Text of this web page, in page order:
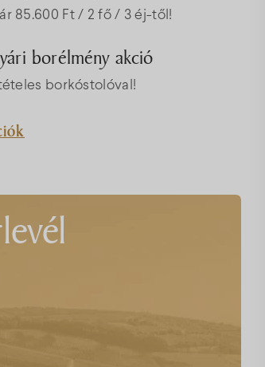
85.600 Ft / 2 fő / 3 éj-től!
borélmény akció
borkóstolóval!